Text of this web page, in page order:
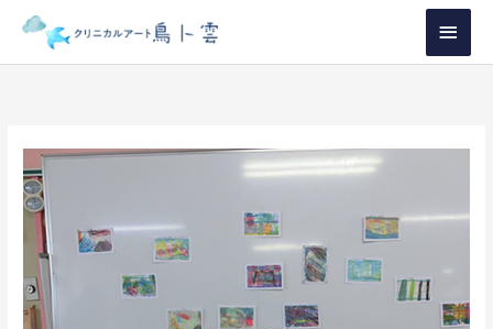
を
メ
イ
メ
ュ